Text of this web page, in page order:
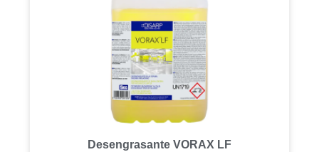
Desengrasante VORAX LF